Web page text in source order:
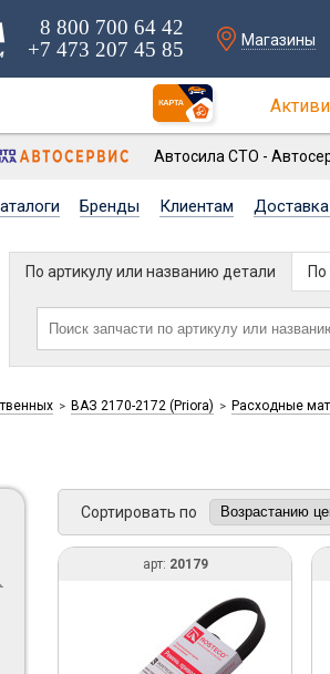
8 800 700 64 42
+7 473 207 45 85
Магазины
Автосила СТО -
Бренды Клиентам
По артикулу или названию детали По
> ВАЗ 2170-2172 (Priora) > Расходные
Сортировать по
арт: 20179